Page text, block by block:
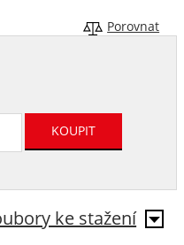
Porovnat
ke stažení